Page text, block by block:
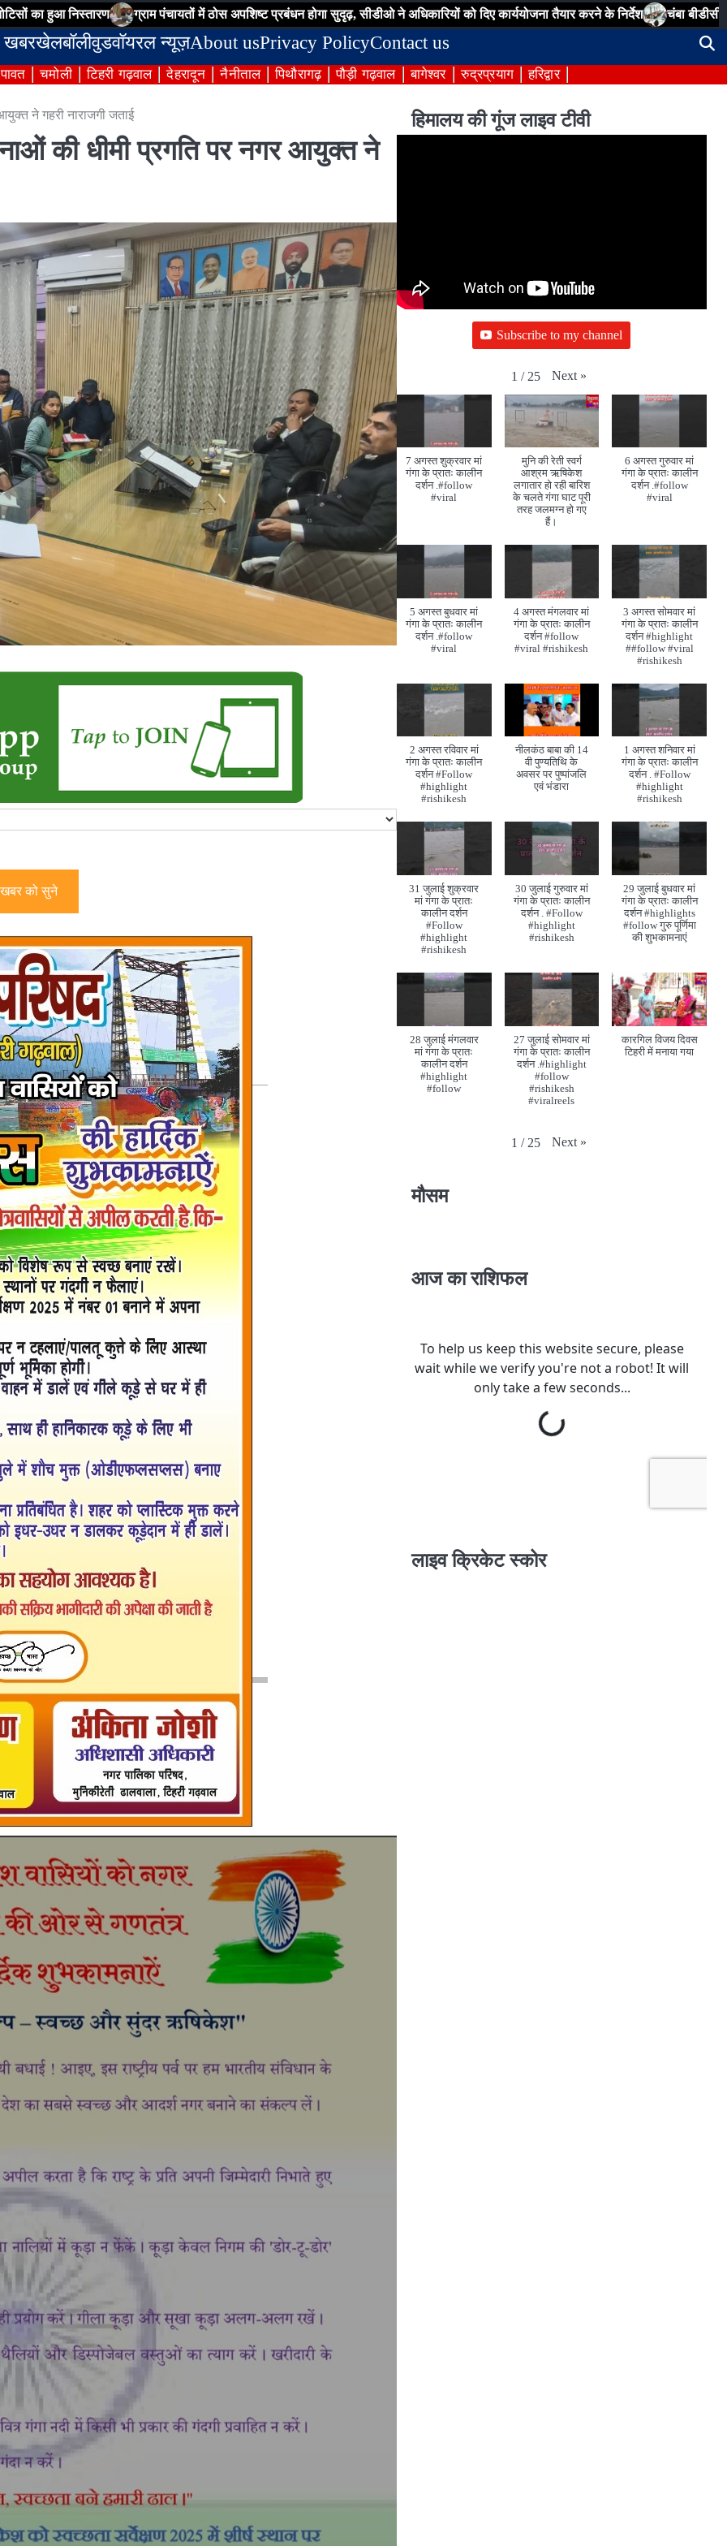
ग्राम पंचायतों में ठोस अपशिष्ट प्रबंधन होगा सुदृढ़, सीडीओ ने अधिकारियों को दिए कार्ययोजना तैयार करने के निर्देश चंबा बीडीसी बैठक:
खबरखेलबॉलीवुडवॉयरल न्यूज़About usPrivacy PolicyContact us
चमोली टिहरी गढ़वाल देहरादून नैनीताल पिथौरागढ़ पौड़ी गढ़वाल बागेश्वर रुद्रप्रयाग हरिद्वार
ने गहरी नाराजगी जताई
की धीमी प्रगति पर नगर आयुक्त ने
को सुने
हिमालय की गूंज लाइव टीवी
Subscribe to my channel
1 / 25 Next »
7 अगस्त शुक्रवार मां
गंगा के प्रातः कालीन
दर्शन .#follow
#viral
मुनि की रेती स्वर्ग
आश्रम ऋषिकेश
लगातार हो रही बारिश
के चलते गंगा घाट पूरी
तरह जलमग्न हो गए
हैं।
6 अगस्त गुरुवार मां
गंगा के प्रातः कालीन
दर्शन .#follow
#viral
5 अगस्त बुधवार मां
गंगा के प्रातः कालीन
दर्शन .#follow
#viral
4 अगस्त मंगलवार मां
गंगा के प्रातः कालीन
दर्शन #follow
#viral #rishikesh
3 अगस्त सोमवार मां
गंगा के प्रातः कालीन
दर्शन #highlight
##follow #viral
#rishikesh
2 अगस्त रविवार मां
गंगा के प्रातः कालीन
दर्शन #Follow
#highlight
#rishikesh
नीलकंठ बाबा की 14
वी पुण्यतिथि के
अवसर पर पुष्पांजलि
एवं भंडारा
1 अगस्त शनिवार मां
गंगा के प्रातः कालीन
दर्शन . #Follow
#highlight
#rishikesh
31 जुलाई शुक्रवार
मां गंगा के प्रातः
कालीन दर्शन
#Follow
#highlight
#rishikesh
30 जुलाई गुरुवार मां
गंगा के प्रातः कालीन
दर्शन . #Follow
#highlight
#rishikesh
29 जुलाई बुधवार मां
गंगा के प्रातः कालीन
दर्शन #highlights
#follow गुरु पूर्णिमा
की शुभकामनाएं
28 जुलाई मंगलवार
मां गंगा के प्रातः
कालीन दर्शन
#highlight
#follow
27 जुलाई सोमवार मां
गंगा के प्रातः कालीन
दर्शन .#highlight
#follow
#rishikesh
#viralreels
कारगिल विजय दिवस
टिहरी में मनाया गया
1 / 25 Next »
मौसम
आज का राशिफल
लाइव क्रिकेट स्कोर